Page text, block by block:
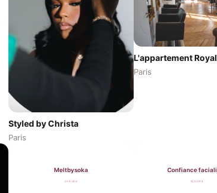
Styled by Christa
Paris
L'appartement Royal
Paris